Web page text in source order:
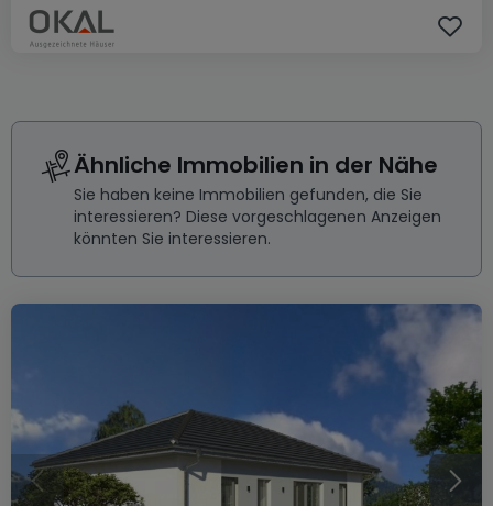
Ähnliche Immobilien in der Nähe
Sie haben keine Immobilien gefunden, die Sie
interessieren? Diese vorgeschlagenen Anzeigen
könnten Sie interessieren.